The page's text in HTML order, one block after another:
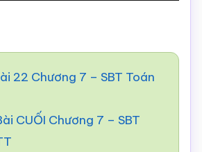
22 Chương 7 – SBT Toán
CUỐI Chương 7 – SBT